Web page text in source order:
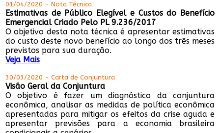
01/04/2020 - Nota Técnica
Estimativas de Público Elegível e Custos do Benefício
Emergencial Criado Pelo PL 9.236/2017
O objetivo desta nota técnica é apresentar estimativas
do custo deste novo benefício ao longo dos três meses
previstos para sua duração.
Veja Mais
30/03/2020 - Carta de Conjuntura
Visão Geral da Conjuntura
O objetivo é fazer um diagnóstico da conjuntura
econômica, analisar as medidas de política econômica
apresentadas para mitigar os efeitos da crise aguda e
apresentar previsões para a economia brasileira